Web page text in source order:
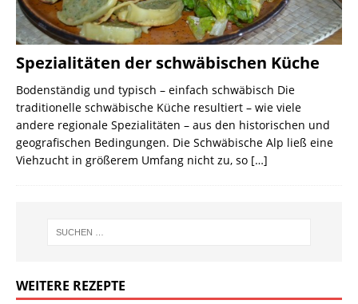
Spezialitäten der schwäbischen Küche
Bodenständig und typisch – einfach schwäbisch Die
traditionelle schwäbische Küche resultiert – wie viele
andere regionale Spezialitäten – aus den historischen und
geografischen Bedingungen. Die Schwäbische Alp ließ eine
Viehzucht in größerem Umfang nicht zu, so […]
WEITERE REZEPTE